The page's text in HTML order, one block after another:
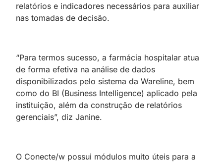
relatórios e indicadores necessários para auxiliar
nas tomadas de decisão.
“Para termos sucesso, a farmácia hospitalar atua
de forma efetiva na análise de dados
disponibilizados pelo sistema da Wareline, bem
como do BI (Business Intelligence) aplicado pela
instituição, além da construção de relatórios
gerenciais”, diz Janine.
O Conecte/w possui módulos muito úteis para a